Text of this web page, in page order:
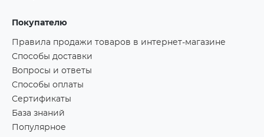
Покупателю
Правила продажи товаров в интернет-магазине
Способы доставки
Вопросы и ответы
Способы оплаты
Сертификаты
База знаний
Популярное